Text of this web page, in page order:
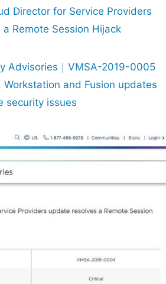
Director for Service Providers
Remote Session Hijack
Advisories｜VMSA-2019-0005
Workstation and Fusion updates
security issues